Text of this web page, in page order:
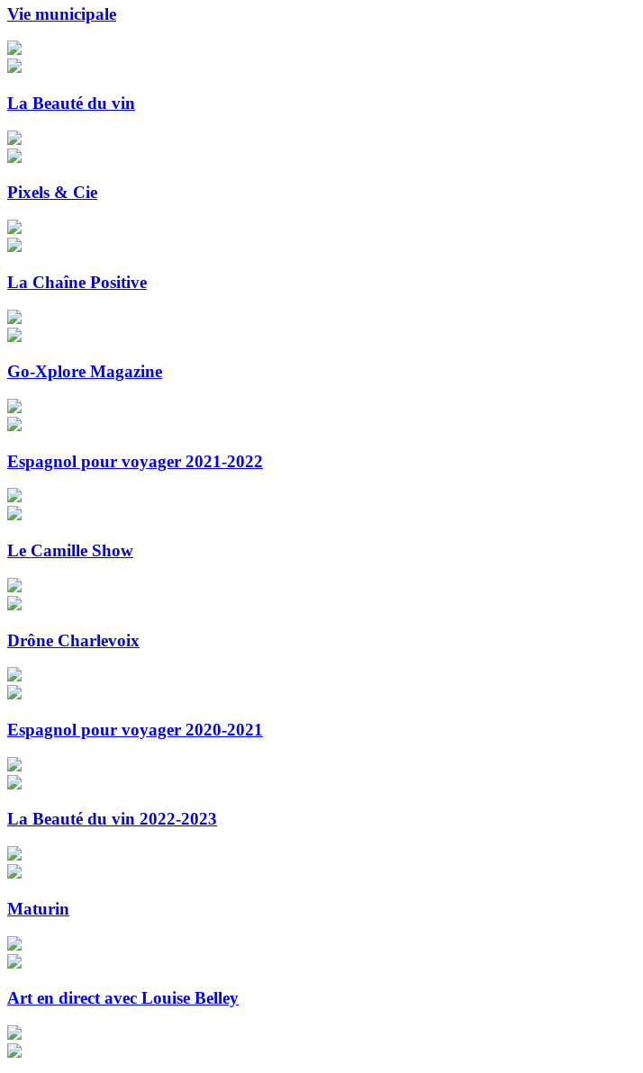
Vie municipale
La Beauté du vin
Pixels & Cie
La Chaîne Positive
Go-Xplore Magazine
Espagnol pour voyager 2021-2022
Le Camille Show
Drône Charlevoix
Espagnol pour voyager 2020-2021
La Beauté du vin 2022-2023
Maturin
Art en direct avec Louise Belley